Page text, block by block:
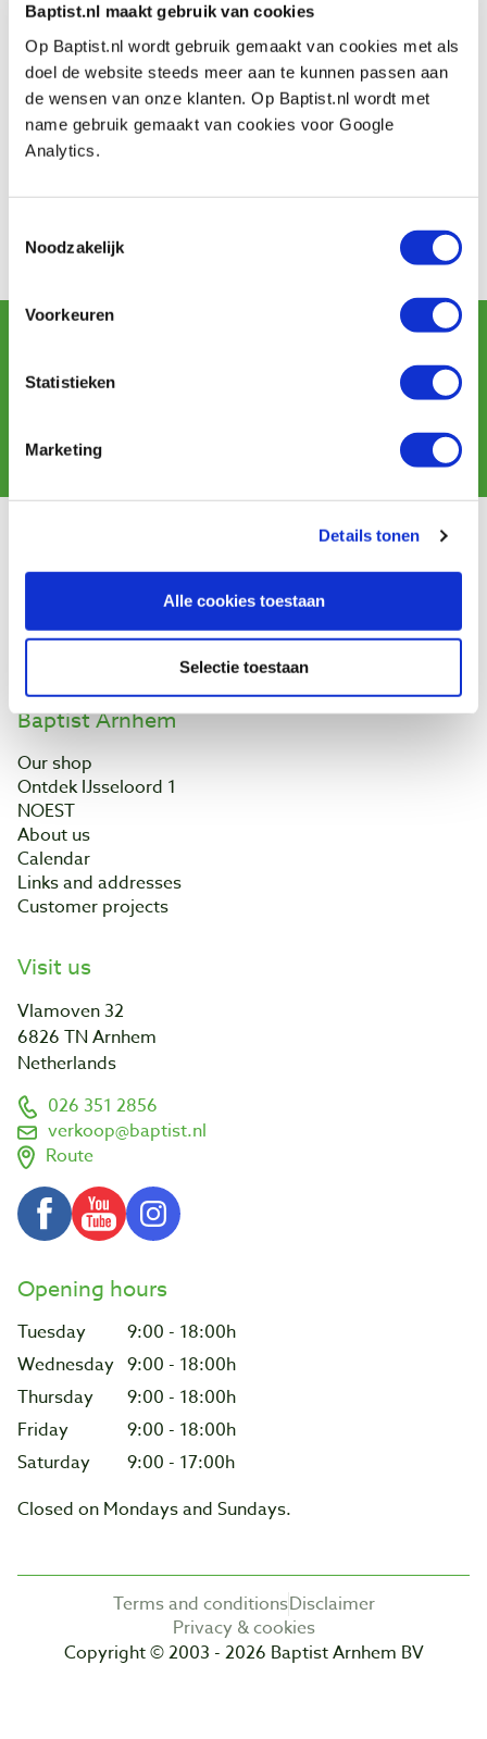
Baptist.nl maakt gebruik van cookies
Op Baptist.nl wordt gebruik gemaakt van cookies met als
doel de website steeds meer aan te kunnen passen aan
de wensen van onze klanten. Op Baptist.nl wordt met
name gebruik gemaakt van cookies voor Google
Analytics.
Noodzakelijk
Voorkeuren
Statistieken
Marketing
Details tonen
Alle cookies toestaan
Selectie toestaan
Deksel en onderkant: esdoorn met een groeifout (Curly
maple)
Tussenliggend fineer van Amerikaans noten (Black
Walnut)
Frame: Amerikaans noten (Black Walnut)
De zwaluwstaarten zijn bekleed met fineer van esdoorn
Scharnieren: Brusso stopscharnieren op 95°
Dikte massieve delen
Sign up for our newsletter
Return
Baptist Arnhem
Our shop
Ontdek IJsseloord 1
NOEST
About us
Calendar
Links and addresses
Customer projects
Visit us
Vlamoven 32
6826 TN Arnhem
Netherlands
026 351 2856
verkoop@baptist.nl
Route
Opening hours
Tuesday
9:00 - 18:00h
Wednesday 9:00 - 18:00h
Thursday
9:00 - 18:00h
Friday
9:00 - 18:00h
Saturday
9:00 - 17:00h
Closed on Mondays and Sundays.
Terms and conditionsDisclaimer
Privacy & cookies
Copyright © 2003 - 2026 Baptist Arnhem BV